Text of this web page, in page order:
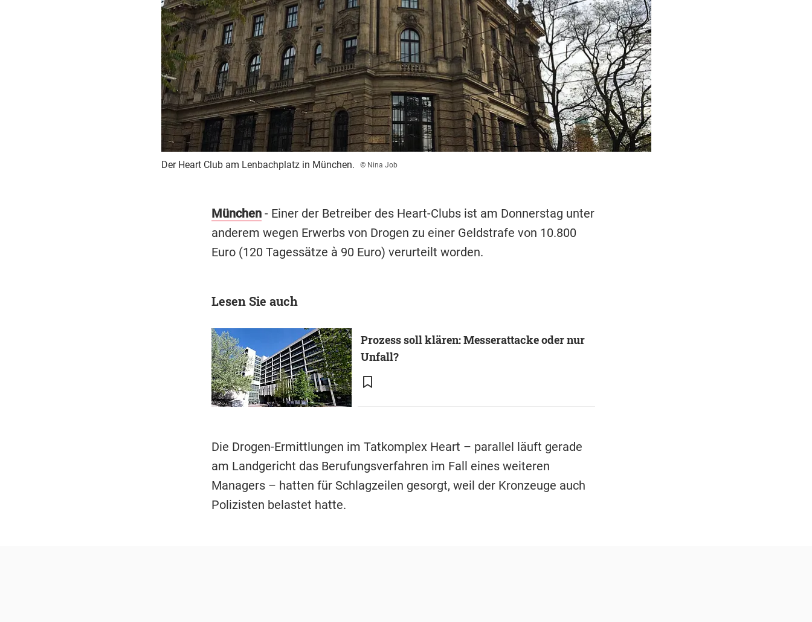
Der Heart Club am Lenbachplatz in München. © Nina Job
München- Einer der Betreiber des Heart-Clubs ist am Donnerstag unter
anderem wegen Erwerbs von Drogen zu einer Geldstrafe von 10.800
Euro (120 Tagessätze à 90 Euro) verurteilt worden.
Lesen Sie auch
Prozess soll klären: Messerattacke oder nur
Unfall?
Die Drogen-Ermittlungen im Tatkomplex Heart – parallel läuft gerade
am Landgericht das Berufungsverfahren im Fall eines weiteren
Managers – hatten für Schlagzeilen gesorgt, weil der Kronzeuge auch
Polizisten belastet hatte.